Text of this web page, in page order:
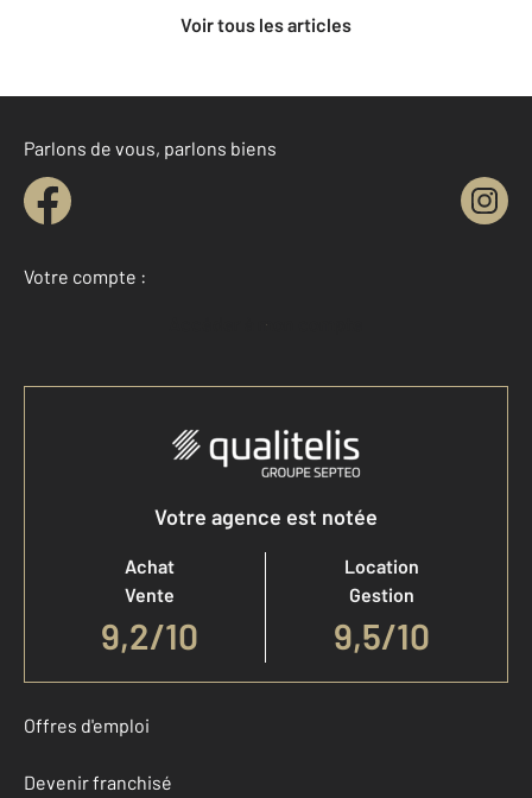
Voir tous les articles
Parlons de vous, parlons biens
Votre compte :
Accéder à mon compte
Votre agence est notée
Achat
Vente
9,2/10
Location
Gestion
9,5/10
Offres d'emploi
Devenir franchisé